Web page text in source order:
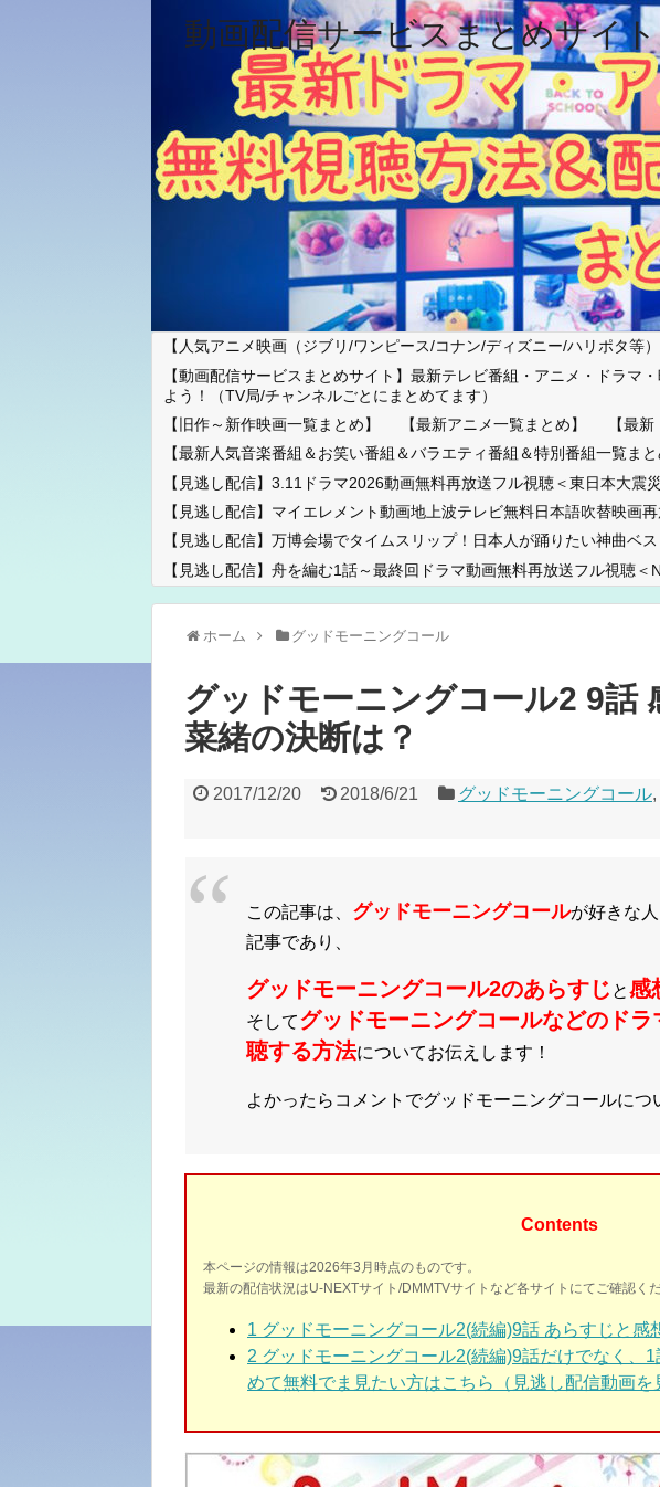
動画配信サービスまとめサイト
【人気アニメ映画（ジブリ/ワンピース/コナン/ディズニー/ハリポタ等）
【動画配信サービスまとめサイト】最新テレビ番組・アニメ・ドラ
よう！（TV局/チャンネルごとにまとめてます）
【旧作～新作映画一覧まとめ】
【最新アニメ一覧まとめ】
【最
【最新人気音楽番組＆お笑い番組＆バラエティ番組＆特別番組一覧まと
【見逃し配信】3.11ドラマ2026動画無料再放送フル視聴＜東日本大震
【見逃し配信】マイエレメント動画地上波テレビ無料日本語吹替映画
【見逃し配信】万博会場でタイムスリップ！日本人が踊りたい神曲ベ
【見逃し配信】舟を編む1話～最終回ドラマ動画無料再放送フル視聴＜
ホーム グッドモーニングコール
グッドモーニングコール2 9話
菜緒の決断は？
2017/12/20 2018/6/21 グッドモーニングコール,
この記事は、 グッドモーニングコールが好きな
記事であり、
グッドモーニングコール2のあらすじ と感
そしてグッドモーニングコールなどのドラ
聴する方法についてお伝えします！
よかったらコメントでグッドモーニングコールにつ
Contents
本ページの情報は2026年3月時点のものです。
最新の配信状況はU-NEXTサイト/DMMTVサイトなど各サイトにてご確認くだ
1 グッドモーニングコール2(続編)9話 あらすじと感
2 グッドモーニングコール2(続編)9話だけでなく、
めて無料でま見たい方はこちら（見逃し配信動画を